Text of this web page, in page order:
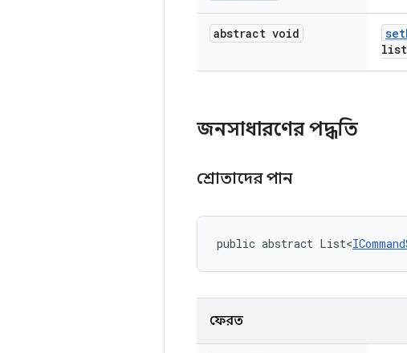
abstract void set
জনসাধারণের পদ্ধতি
শ্রোতাদের পান
public abstract List<
ফেরত